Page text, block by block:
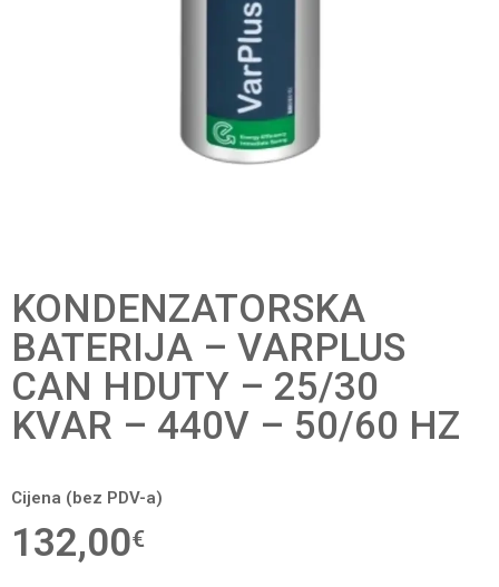
KONDENZATORSKA
BATERIJA – VARPLUS
CAN HDUTY – 25/30
KVAR – 440V – 50/60 HZ
Cijena (bez PDV-a)
132,00€